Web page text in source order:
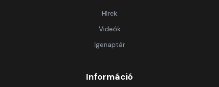
Hírek
Videók
Igenaptár
Információ